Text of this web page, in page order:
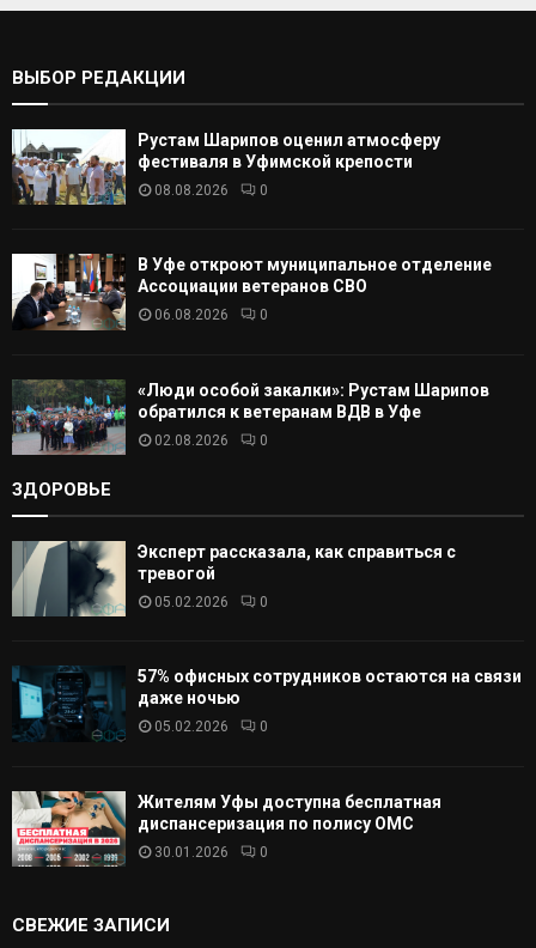
С
А
ВЫБОР РЕДАКЦИИ
Рустам Шарипов оценил атмосферу
фестиваля в Уфимской крепости
08.08.2026 0
В Уфе откроют муниципальное отделение
Ассоциации ветеранов СВО
06.08.2026 0
«Люди особой закалки»: Рустам Шарипов
обратился к ветеранам ВДВ в Уфе
02.08.2026 0
ЗДОРОВЬЕ
Эксперт рассказала, как справиться с
тревогой
05.02.2026 0
57% офисных сотрудников остаются на связи
даже ночью
05.02.2026 0
Жителям Уфы доступна бесплатная
диспансеризация по полису ОМС
30.01.2026 0
СВЕЖИЕ ЗАПИСИ